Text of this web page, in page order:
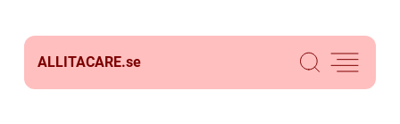
ALLITACARE.se